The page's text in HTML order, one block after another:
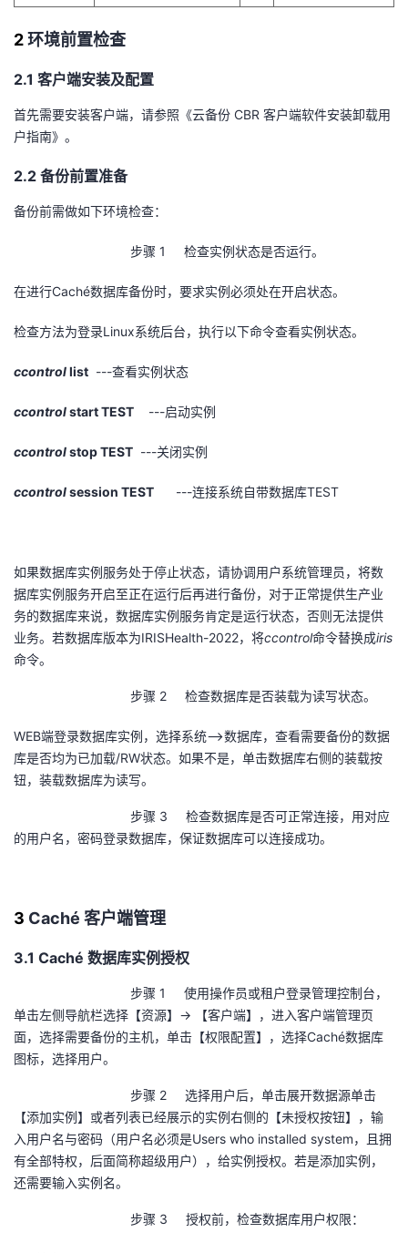
2环境前置检查
2.1 客户端安装及配置
首先需要安装客户端，请参照《云备份 CBR 客户端软件安装卸载用
户指南》。
2.2 备份前置准备
备份前需做如下环境检查：
步骤 1 检查实例状态是否运行。
在进行Caché数据库备份时，要求实例必须处在开启状态。
检查方法为登录Linux系统后台，执行以下命令查看实例状态。
ccontrollist ---查看实例状态
ccontrolstart TEST ---启动实例
ccontrolstop TEST ---关闭实例
ccontrolsession TEST ---连接系统自带数据库TEST
如果数据库实例服务处于停止状态，请协调用户系统管理员，将数
据库实例服务开启至正在运行后再进行备份，对于正常提供生产业
务的数据库来说，数据库实例服务肯定是运行状态，否则无法提供
业务。若数据库版本为IRISHealth-2022，将ccontrol命令替换成iris
命令。
步骤 2 检查数据库是否装载为读写状态。
WEB端登录数据库实例，选择系统-->数据库，查看需要备份的数据
库是否均为已加载/RW状态。如果不是，单击数据库右侧的装载按
钮，装载数据库为读写。
步骤 3 检查数据库是否可正常连接，用对应
的用户名，密码登录数据库，保证数据库可以连接成功。
3 Caché 客户端管理
3.1 Caché 数据库实例授权
步骤 1 使用操作员或租户登录管理控制台，
单击左侧导航栏选择【资源】→ 【客户端】，进入客户端管理页
面，选择需要备份的主机，单击【权限配置】，选择Caché数据库
图标，选择用户。
步骤 2 选择用户后，单击展开数据源单击
【添加实例】或者列表已经展示的实例右侧的【未授权按钮】，输
入用户名与密码（用户名必须是Users who installed system，且拥
有全部特权，后面简称超级用户），给实例授权。若是添加实例，
还需要输入实例名。
步骤 3 授权前，检查数据库用户权限：